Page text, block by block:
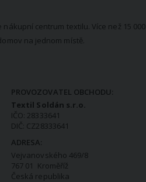
centrum textilu. Více než 15 000
na jednom místě.
PROVOZOVATEL OBCHODU:
Textil Soldán s.r.o.
IČO: 28333641
DIČ: CZ28333641
ADRESA:
Vejvanovského 469/8
767 01 Kroměříž
Česká republika